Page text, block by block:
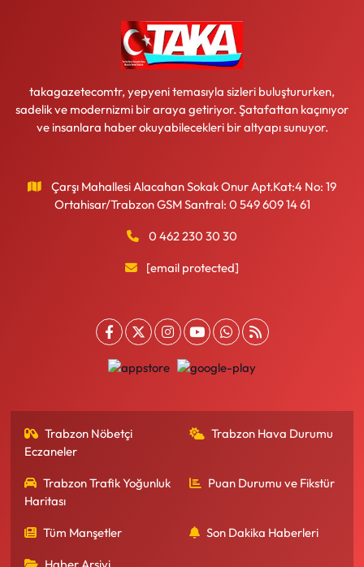
takagazetecomtr, yepyeni temasıyla sizleri buluştururken,
sadelik ve modernizmi bir araya getiriyor. Şatafattan kaçınıyor
ve insanlara haber okuyabilecekleri bir altyapı sunuyor.
Çarşı Mahallesi Alacahan Sokak Onur Apt.Kat:4 No: 19
Ortahisar/Trabzon GSM Santral: 0 549 609 14 61
0 462 230 30 30
[email protected]
Trabzon Nöbetçi
Eczaneler
Trabzon Hava Durumu
Trabzon Trafik Yoğunluk
Haritası
Puan Durumu ve Fikstür
Tüm Manşetler Son Dakika Haberleri